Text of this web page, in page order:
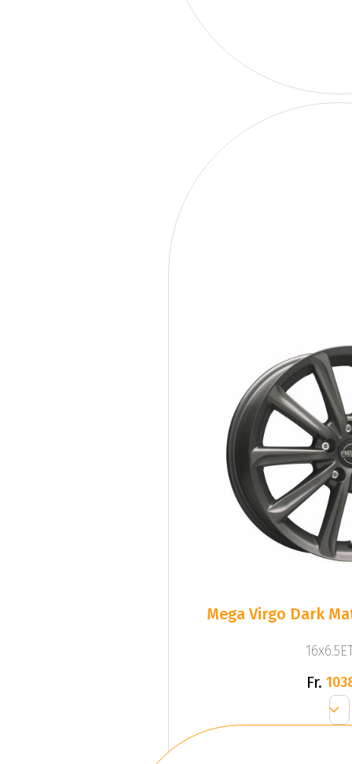
Mega Virgo Dark
Fr.